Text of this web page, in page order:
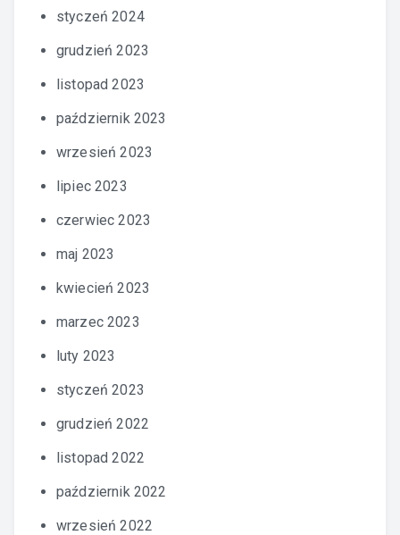
styczeń 2024
grudzień 2023
listopad 2023
październik 2023
wrzesień 2023
lipiec 2023
czerwiec 2023
maj 2023
kwiecień 2023
marzec 2023
luty 2023
styczeń 2023
grudzień 2022
listopad 2022
październik 2022
wrzesień 2022